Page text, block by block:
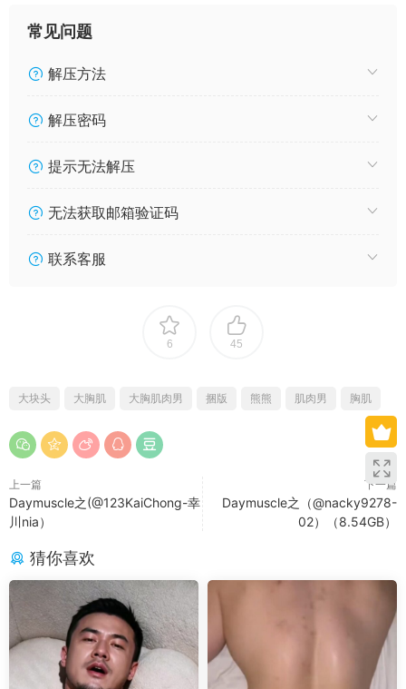
常见问题
解压方法
解压密码
提示无法解压
无法获取邮箱验证码
联系客服
6 45
大块头 大胸肌 大胸肌肉男 捆版 熊熊 肌肉男 胸肌
上一篇
Daymuscle之(@123KaiChong-幸
川nia）
下一篇
Daymuscle之（@nacky9278-
02）（8.54GB）
猜你喜欢